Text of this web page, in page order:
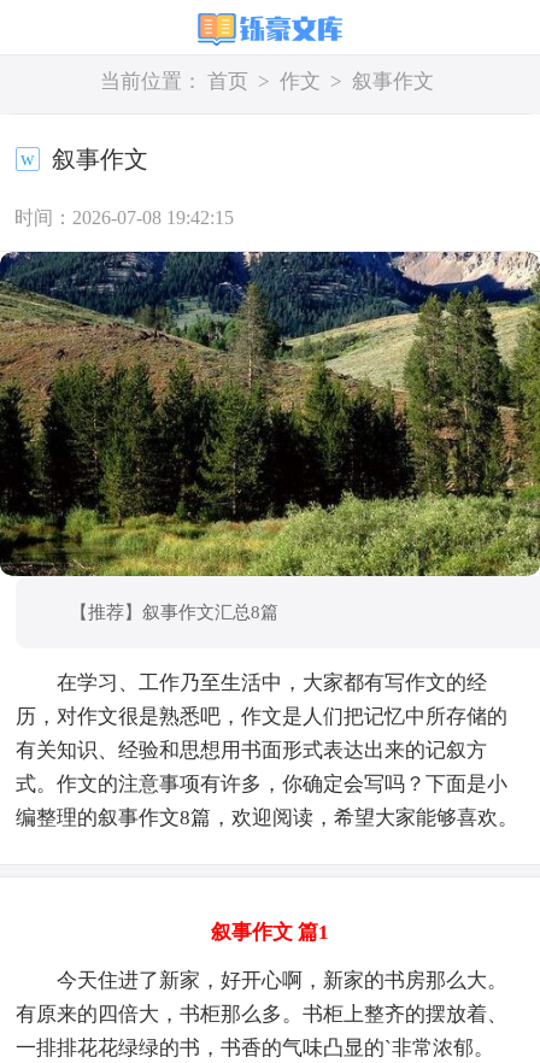
当前位置： 首页 > 作文 > 叙事作文
叙事作文
时间：2026-07-08 19:42:15
【推荐】叙事作文汇总8篇
在学习、工作乃至生活中，大家都有写作文的经
历，对作文很是熟悉吧，作文是人们把记忆中所存储的
有关知识、经验和思想用书面形式表达出来的记叙方
式。作文的注意事项有许多，你确定会写吗？下面是小
编整理的叙事作文8篇，欢迎阅读，希望大家能够喜欢。
叙事作文 篇1
今天住进了新家，好开心啊，新家的书房那么大。
有原来的四倍大，书柜那么多。书柜上整齐的摆放着、
一排排花花绿绿的书，书香的气味凸显的`非常浓郁。